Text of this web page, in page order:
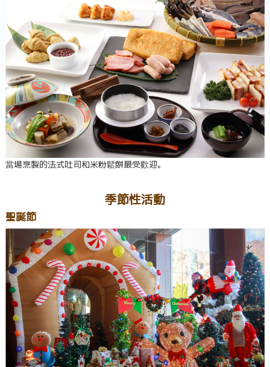
當場烹製的法式吐司和米粉鬆餅最受歡迎。
季節性活動
聖誕節